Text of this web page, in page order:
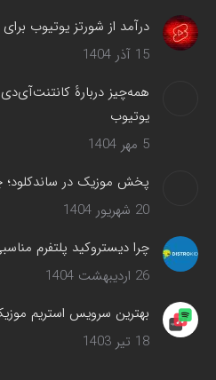
درآمد از شورتز یوتیوب
15 آذر 1404
یوتیوب
5 مهر 1404
پخش موزیک در
20 شهریور 1404
چرا دیستروکید پلتفرم
26 اردیبهشت 1404
بهترین سرویس‌ استریم موزیک
18 تیر 1403